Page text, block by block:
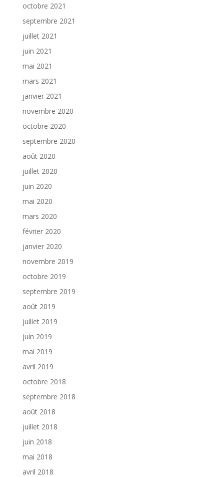
octobre 2021
septembre 2021
juillet 2021
juin 2021
mai 2021
mars 2021
janvier 2021
novembre 2020
octobre 2020
septembre 2020
août 2020
juillet 2020
juin 2020
mai 2020
mars 2020
février 2020
janvier 2020
novembre 2019
octobre 2019
septembre 2019
août 2019
juillet 2019
juin 2019
mai 2019
avril 2019
octobre 2018
septembre 2018
août 2018
juillet 2018
juin 2018
mai 2018
avril 2018